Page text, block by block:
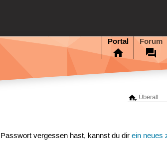
Portal Forum
vergessen hast, kannst du direin neues